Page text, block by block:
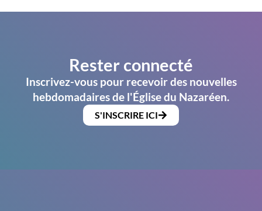
Rester connecté
Inscrivez-vous pour recevoir des nouvelles
hebdomadaires de l'Église du Nazaréen.
S'INSCRIRE ICI